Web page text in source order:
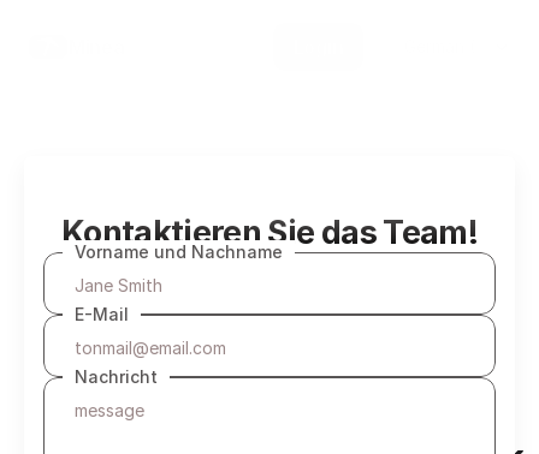
Kontaktieren Sie das Team!
Vorname und Nachname
E-Mail
Nachricht